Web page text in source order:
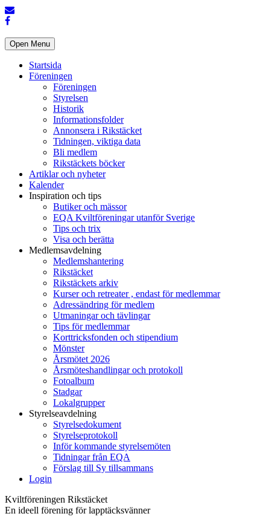
Open Menu
Startsida
Föreningen
Föreningen
Styrelsen
Historik
Informationsfolder
Annonsera i Rikstäcket
Tidningen, viktiga data
Bli medlem
Rikstäckets böcker
Artiklar och nyheter
Kalender
Inspiration och tips
Butiker och mässor
EQA Kviltföreningar utanför Sverige
Tips och trix
Visa och berätta
Medlemsavdelning
Medlemshantering
Rikstäcket
Rikstäckets arkiv
Kurser och retreater , endast för medlemmar
Adressändring för medlem
Utmaningar och tävlingar
Tips för medlemmar
Korttricksfonden och stipendium
Mönster
Årsmötet 2026
Årsmöteshandlingar och protokoll
Fotoalbum
Stadgar
Lokalgrupper
Styrelseavdelning
Styrelsedokument
Styrelseprotokoll
Inför kommande styrelsemöten
Tidningar från EQA
Förslag till Sy tillsammans
Login
Kviltföreningen Rikstäcket
En ideell förening för lapptäcksvänner